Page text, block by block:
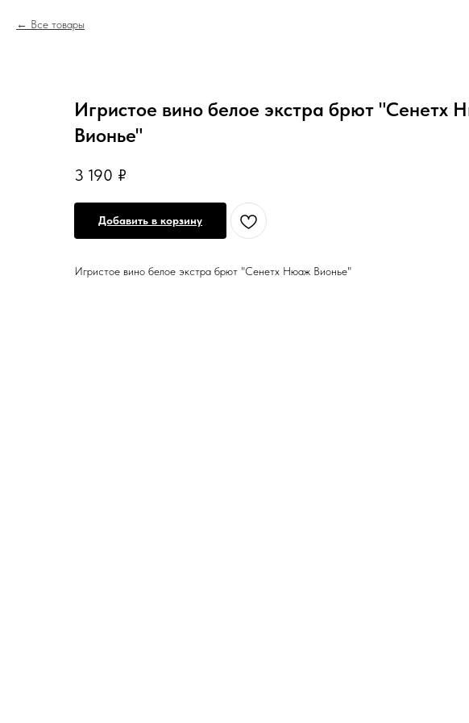
Все товары
Игристое вино белое экстра брют "Сенетх
Вионье"
3 190 ₽
Добавить в корзину
Игристое вино белое экстра брют "Сенетх Нюаж Вионье"